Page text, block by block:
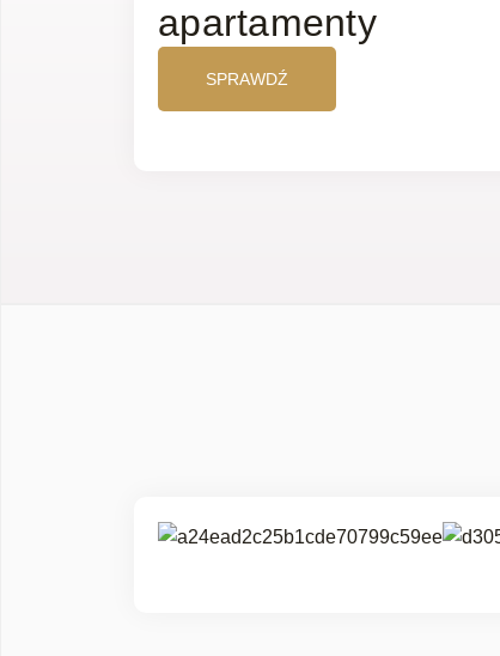
apartamenty
SPRAWDŹ